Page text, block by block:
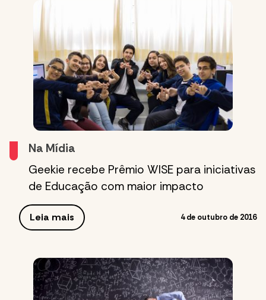
Na Mídia
Geekie recebe Prêmio WISE para iniciativas
de Educação com maior impacto
Leia mais 4 de outubro de 2016